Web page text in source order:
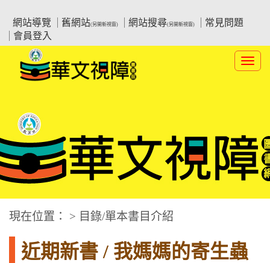
要
網站導覽
舊網站(另開新視窗) 網站搜尋(另開新視窗)
常見問題
會員登入
:::中央區塊
華文視障電子圖書網
現在位置： > 目錄/單本書目介紹
近期新書 / 我媽媽的寄生蟲